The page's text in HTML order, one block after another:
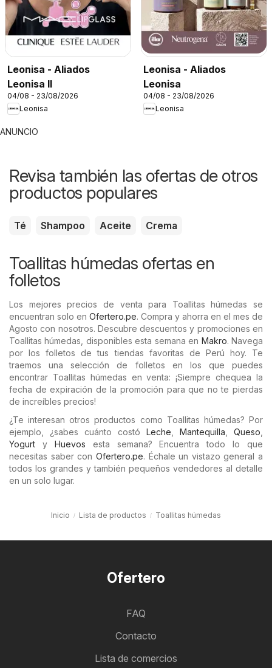
Leonisa - Aliados
Leonisa II
04/08 - 23/08/2026
Leonisa
Leonisa - Aliados
Leonisa
04/08 - 23/08/2026
Leonisa
ANUNCIO
Revisa también las ofertas de otros
productos populares
Té Shampoo Aceite Crema
Toallitas húmedas ofertas en
folletos
Los mejores precios de venta para Toallitas húmedas se
encuentran solo en Ofertero.pe. Compra y ahorra en el mes de
Agosto con nosotros. Descubre descuentos y promociones en
Toallitas húmedas, disponibles esta semana en Makro. Navega
por los folletos de tus tiendas favoritas de Perú hoy. Te
traemos una selección de folletos en los que puedes
encontrar Toallitas húmedas en venta: ¡Siempre chequea la
fecha de expiración de la promoción para que no te pierdas
de increíbles precios!
¿Te interesan otros productos como Toallitas húmedas? Por
ejemplo, ¿sabes cuánto costó Leche Mantequilla Queso
Yogurt y Huevos esta semana? Encuentra todo lo que
necesitas saber con Ofertero.pe. Échale un vistazo general a
todos los grandes y también pequeños vendedores al detalle
en un solo lugar.
Inicio Lista de productos Toallitas húmedas
Ofertero
FAQ
Contacto
Lista de comercios